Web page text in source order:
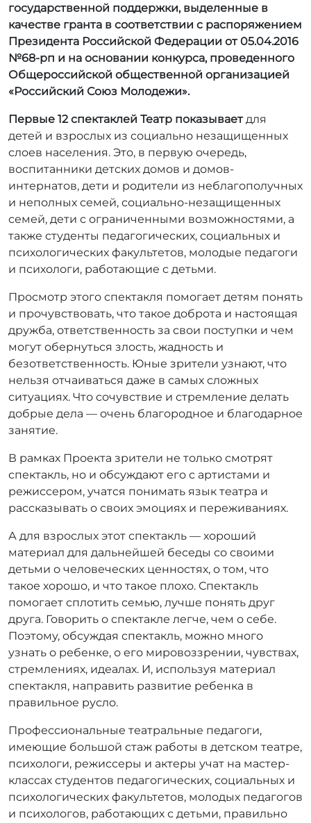
государственной поддержки, выделенные в
качестве гранта в соответствии c распоряжением
Президента Российской Федерации от 05.04.2016
№68-рп и на основании конкурса, проведенного
Общероссийской общественной организацией
«Российский Союз Молодежи».
Первые 12 спектаклей Театр показываетдля
детей и взрослых из социально незащищенных
слоев населения. Это, в первую очередь,
воспитанники детских домов и домов-
интернатов, дети и родители из неблагополучных
и неполных семей, социально-незащищенных
семей, дети с ограниченными возможностями, а
также студенты педагогических, социальных и
психологических факультетов, молодые педагоги
и психологи, работающие с детьми.
Просмотр этого спектакля помогает детям понять
и прочувствовать, что такое доброта и настоящая
дружба, ответственность за свои поступки и чем
могут обернуться злость, жадность и
безответственность. Юные зрители узнают, что
нельзя отчаиваться даже в самых сложных
ситуациях. Что сочувствие и стремление делать
добрые дела — очень благородное и благодарное
занятие.
В рамках Проекта зрители не только смотрят
спектакль, но и обсуждают его с артистами и
режиссером, учатся понимать язык театра и
рассказывать о своих эмоциях и переживаниях.
А для взрослых этот спектакль — хороший
материал для дальнейшей беседы со своими
детьми о человеческих ценностях, о том, что
такое хорошо, и что такое плохо. Спектакль
помогает сплотить семью, лучше понять друг
друга. Говорить о спектакле легче, чем о себе.
Поэтому, обсуждая спектакль, можно много
узнать о ребенке, о его мировоззрении, чувствах,
стремлениях, идеалах. И, используя материал
спектакля, направить развитие ребенка в
правильное русло.
Профессиональные театральные педагоги,
имеющие большой стаж работы в детском театре,
психологи, режиссеры и актеры учат на мастер-
классах студентов педагогических, социальных и
психологических факультетов, молодых педагогов
и психологов, работающих с детьми, правильно